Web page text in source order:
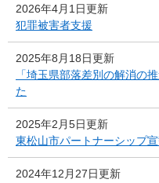
2026年4月1日更新
犯罪被害者支援
2025年8月18日更新
「埼玉県部落差別の解消の
た
2025年2月5日更新
東松山市パートナーシップ
2024年12月27日更新